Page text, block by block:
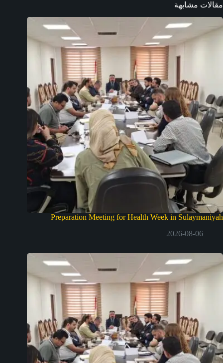
مقالات مشابهة
Preparation Meeting for Health Week in Sulaymaniyah
2026-08-06